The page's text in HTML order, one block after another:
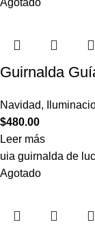
Guirnalda
Navidad,
$480.00
Leer más
uia guirnalda de
Agotado